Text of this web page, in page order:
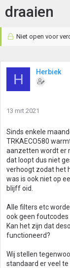
draaien
Niet open voor
H Herbiek
13 mrt 2021
Sinds enkele
TRKAECO580
aanzetten wordt er
dat loopt dus niet
verhoogt zodat het
was is ook niet op
blijff oid.
Alle filters etc
ook geen foutcodes
Kan het zijn dat
functioneerd?
Wij stellen
standaard er veel te